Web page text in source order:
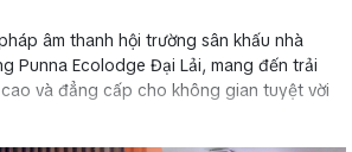
âm thanh hội trường sân khấu nhà
Punna Ecolodge Đại Lải, mang đến trải
và đẳng cấp cho không gian tuyệt vời